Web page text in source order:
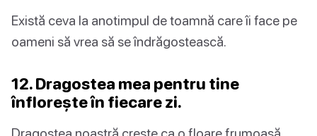
Există ceva la anotimpul de toamnă care îi face pe
oameni să vrea să se îndrăgostească.
12. Dragostea mea pentru tine
înflorește în fiecare zi.